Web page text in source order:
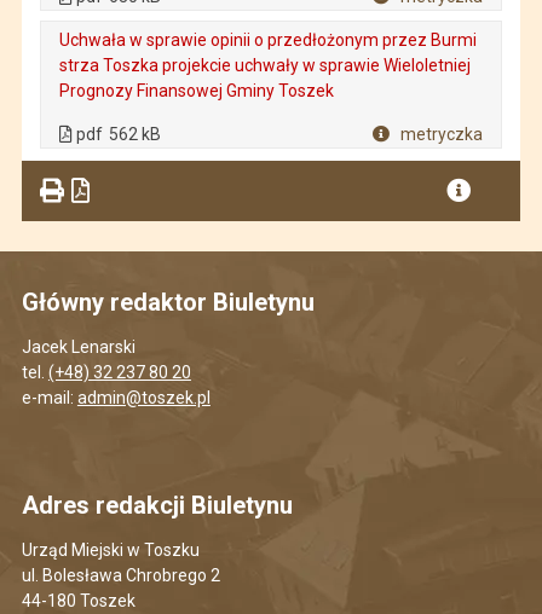
Uchwała w sprawie opinii o przedłożonym przez Burmi
strza Toszka projekcie uchwały w sprawie Wieloletniej
Prognozy Finansowej Gminy Toszek
pdf 562 kB metryczka
Główny redaktor Biuletynu
Jacek Lenarski
tel. (+48) 32 237 80 20
e-mail: admin@toszek.pl
Adres redakcji Biuletynu
Urząd Miejski w Toszku
ul. Bolesława Chrobrego 2
44-180 Toszek